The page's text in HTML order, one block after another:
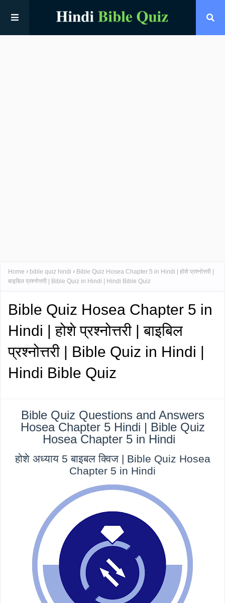
Home bible quiz hindi
Bible Quiz Hosea Chapter 5 in Hindi | होशे प्रश्नोत्तरी |
बाइबिल प्रश्नोत्तरी | Bible Quiz in Hindi | Hindi Bible Quiz
Bible Quiz Hosea Chapter 5 in
Hindi | होशे प्रश्नोत्तरी | बाइबिल
प्रश्नोत्तरी | Bible Quiz in Hindi |
Hindi Bible Quiz
Bible Quiz Questions and Answers
Hosea Chapter 5 Hindi | Bible Quiz
Hosea Chapter 5 in Hindi
होशे अध्याय 5 बाइबल क्विज | Bible Quiz Hosea
Chapter 5 in Hindi